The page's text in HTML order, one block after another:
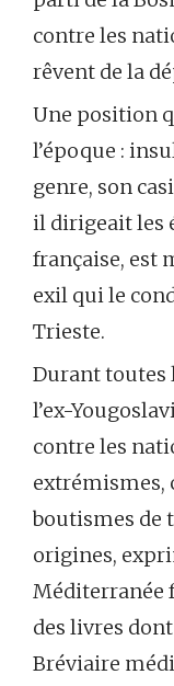
contre les
rêvent de la
Une position
l’époque :
genre, son
il dirigeait les
française, est
exil qui le
Trieste.
Durant toutes
l’ex-
contre les
extrémismes,
boutismes de
origines,
Méditerranée
des livres
Bréviaire